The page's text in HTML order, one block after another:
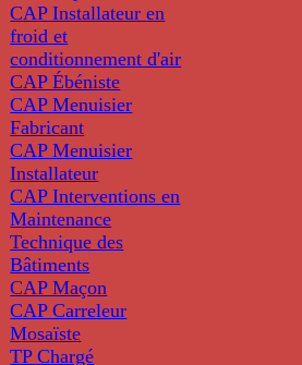
CAP Installateur en
froid et
conditionnement d'air
CAP Ébéniste
CAP Menuisier
Fabricant
CAP Menuisier
Installateur
CAP Interventions en
Maintenance
Technique des
Bâtiments
CAP Maçon
CAP Carreleur
Mosaïste
TP Chargé